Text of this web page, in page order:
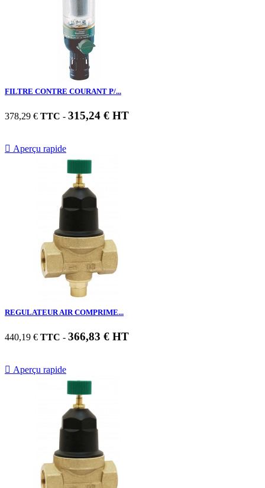
FILTRE CONTRE COURANT P/...
378,29 € TTC - 315,24 € HT
 Aperçu rapide
REGULATEUR AIR COMPRIME...
440,19 € TTC - 366,83 € HT
 Aperçu rapide